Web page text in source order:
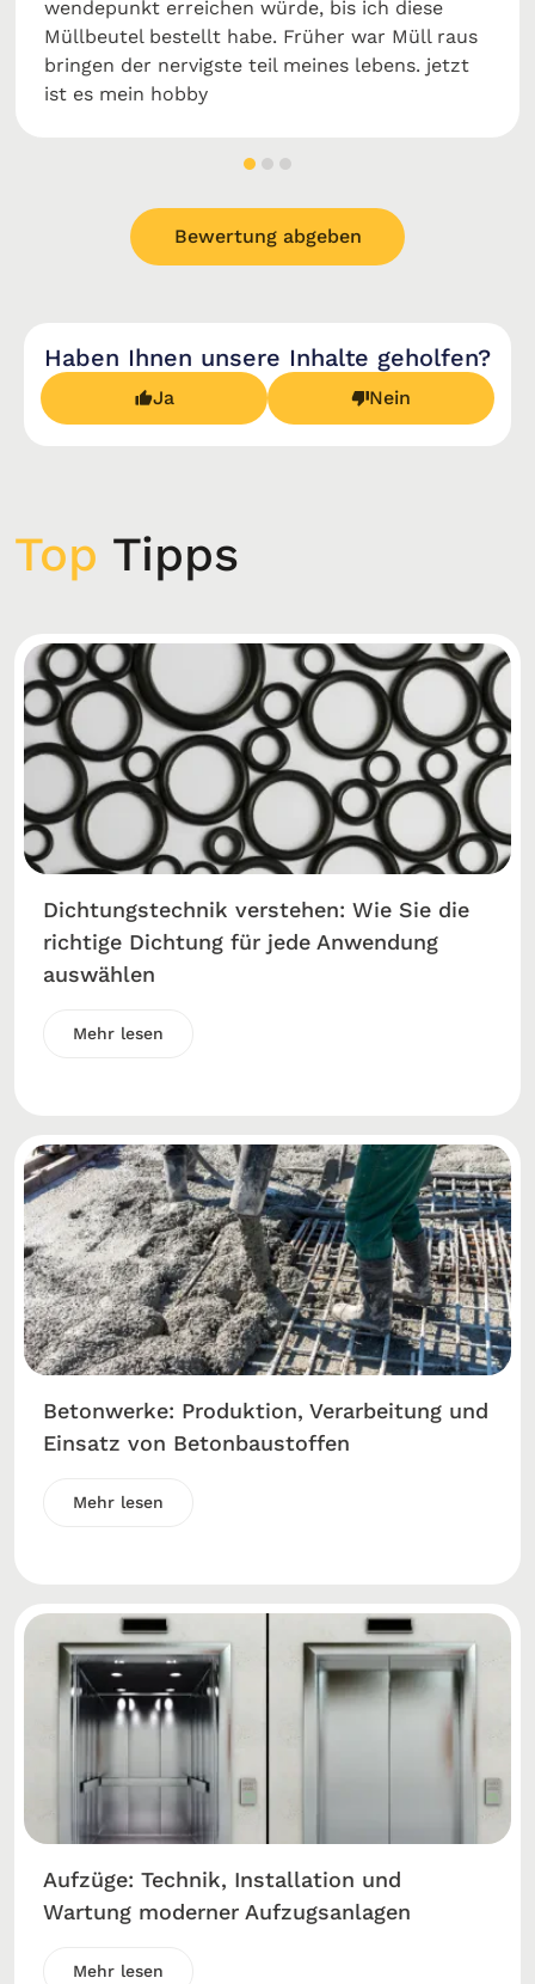
wendepunkt erreichen würde, bis ich diese
Müllbeutel bestellt habe. Früher war Müll raus
bringen der nervigste teil meines lebens. jetzt
ist es mein hobby
Bewertung abgeben
Haben Ihnen unsere Inhalte geholfen?
Ja Nein
Top Tipps
Dichtungstechnik verstehen: Wie Sie die
richtige Dichtung für jede Anwendung
auswählen
Mehr lesen
Betonwerke: Produktion, Verarbeitung und
Einsatz von Betonbaustoffen
Mehr lesen
Aufzüge: Technik, Installation und
Wartung moderner Aufzugsanlagen
Mehr lesen